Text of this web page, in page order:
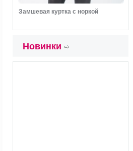
Замшевая куртка с норкой
Новинки